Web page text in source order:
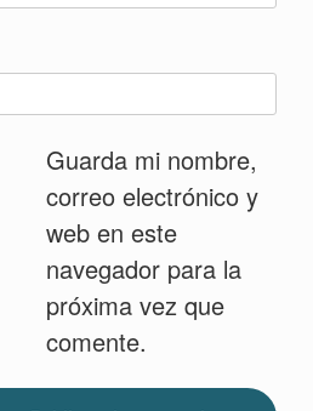
Guarda mi nombre,
correo electrónico y
web en este
navegador para la
próxima vez que
comente.